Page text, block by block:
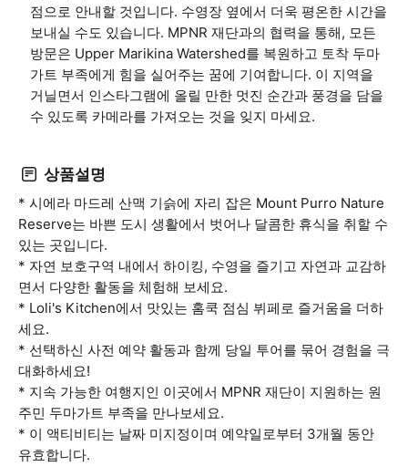
점으로 안내할 것입니다. 수영장 옆에서 더욱 평온한 시간을
보내실 수도 있습니다. MPNR 재단과의 협력을 통해, 모든
방문은 Upper Marikina Watershed를 복원하고 토착 두마
가트 부족에게 힘을 실어주는 꿈에 기여합니다. 이 지역을
거닐면서 인스타그램에 올릴 만한 멋진 순간과 풍경을 담을
수 있도록 카메라를 가져오는 것을 잊지 마세요.
상품설명
* 시에라 마드레 산맥 기슭에 자리 잡은 Mount Purro Nature
Reserve는 바쁜 도시 생활에서 벗어나 달콤한 휴식을 취할 수
있는 곳입니다.
* 자연 보호구역 내에서 하이킹, 수영을 즐기고 자연과 교감하
면서 다양한 활동을 체험해 보세요.
* Loli's Kitchen에서 맛있는 홈쿡 점심 뷔페로 즐거움을 더하
세요.
* 선택하신 사전 예약 활동과 함께 당일 투어를 묶어 경험을 극
대화하세요!
* 지속 가능한 여행지인 이곳에서 MPNR 재단이 지원하는 원
주민 두마가트 부족을 만나보세요.
* 이 액티비티는 날짜 미지정이며 예약일로부터 3개월 동안
유효합니다.